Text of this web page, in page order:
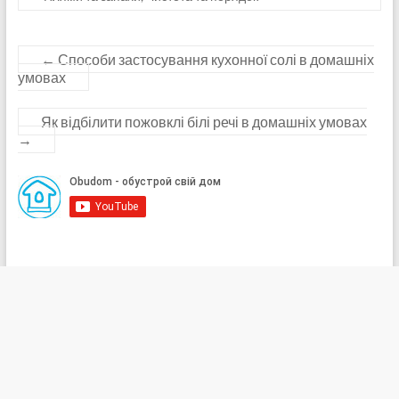
← Способи застосування кухонної солі в домашніх
умовах
Як відбілити пожовклі білі речі в домашніх умовах
→